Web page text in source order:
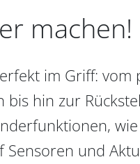
machen!
im Griff: vom
hin zur
und